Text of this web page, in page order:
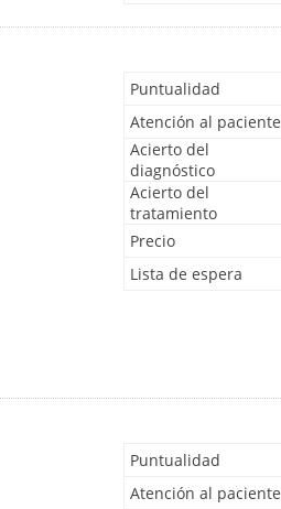
Puntualidad
Atención al paciente
Acierto del
diagnóstico
Acierto del
tratamiento
Precio
Lista de espera
Puntualidad
Atención al paciente